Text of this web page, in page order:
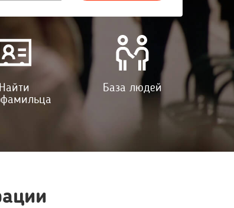
Найти
База людей